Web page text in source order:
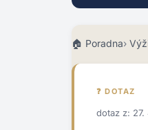
Poradna
❓ DOTAZ
dotaz z: